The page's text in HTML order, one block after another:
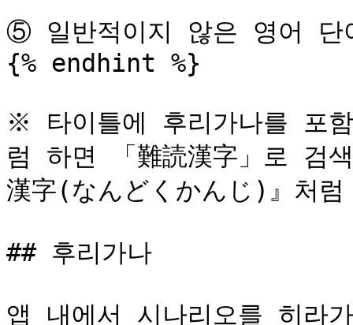
⑤ 일반적이지 않은 영어 단
{% endhint %}
※ 타이틀에 후리가나를 포
럼 하면 「難読漢字」로 검
漢字(なんどくかんじ)』처
## 후리가나
앱 내에서 시나리오를 히라